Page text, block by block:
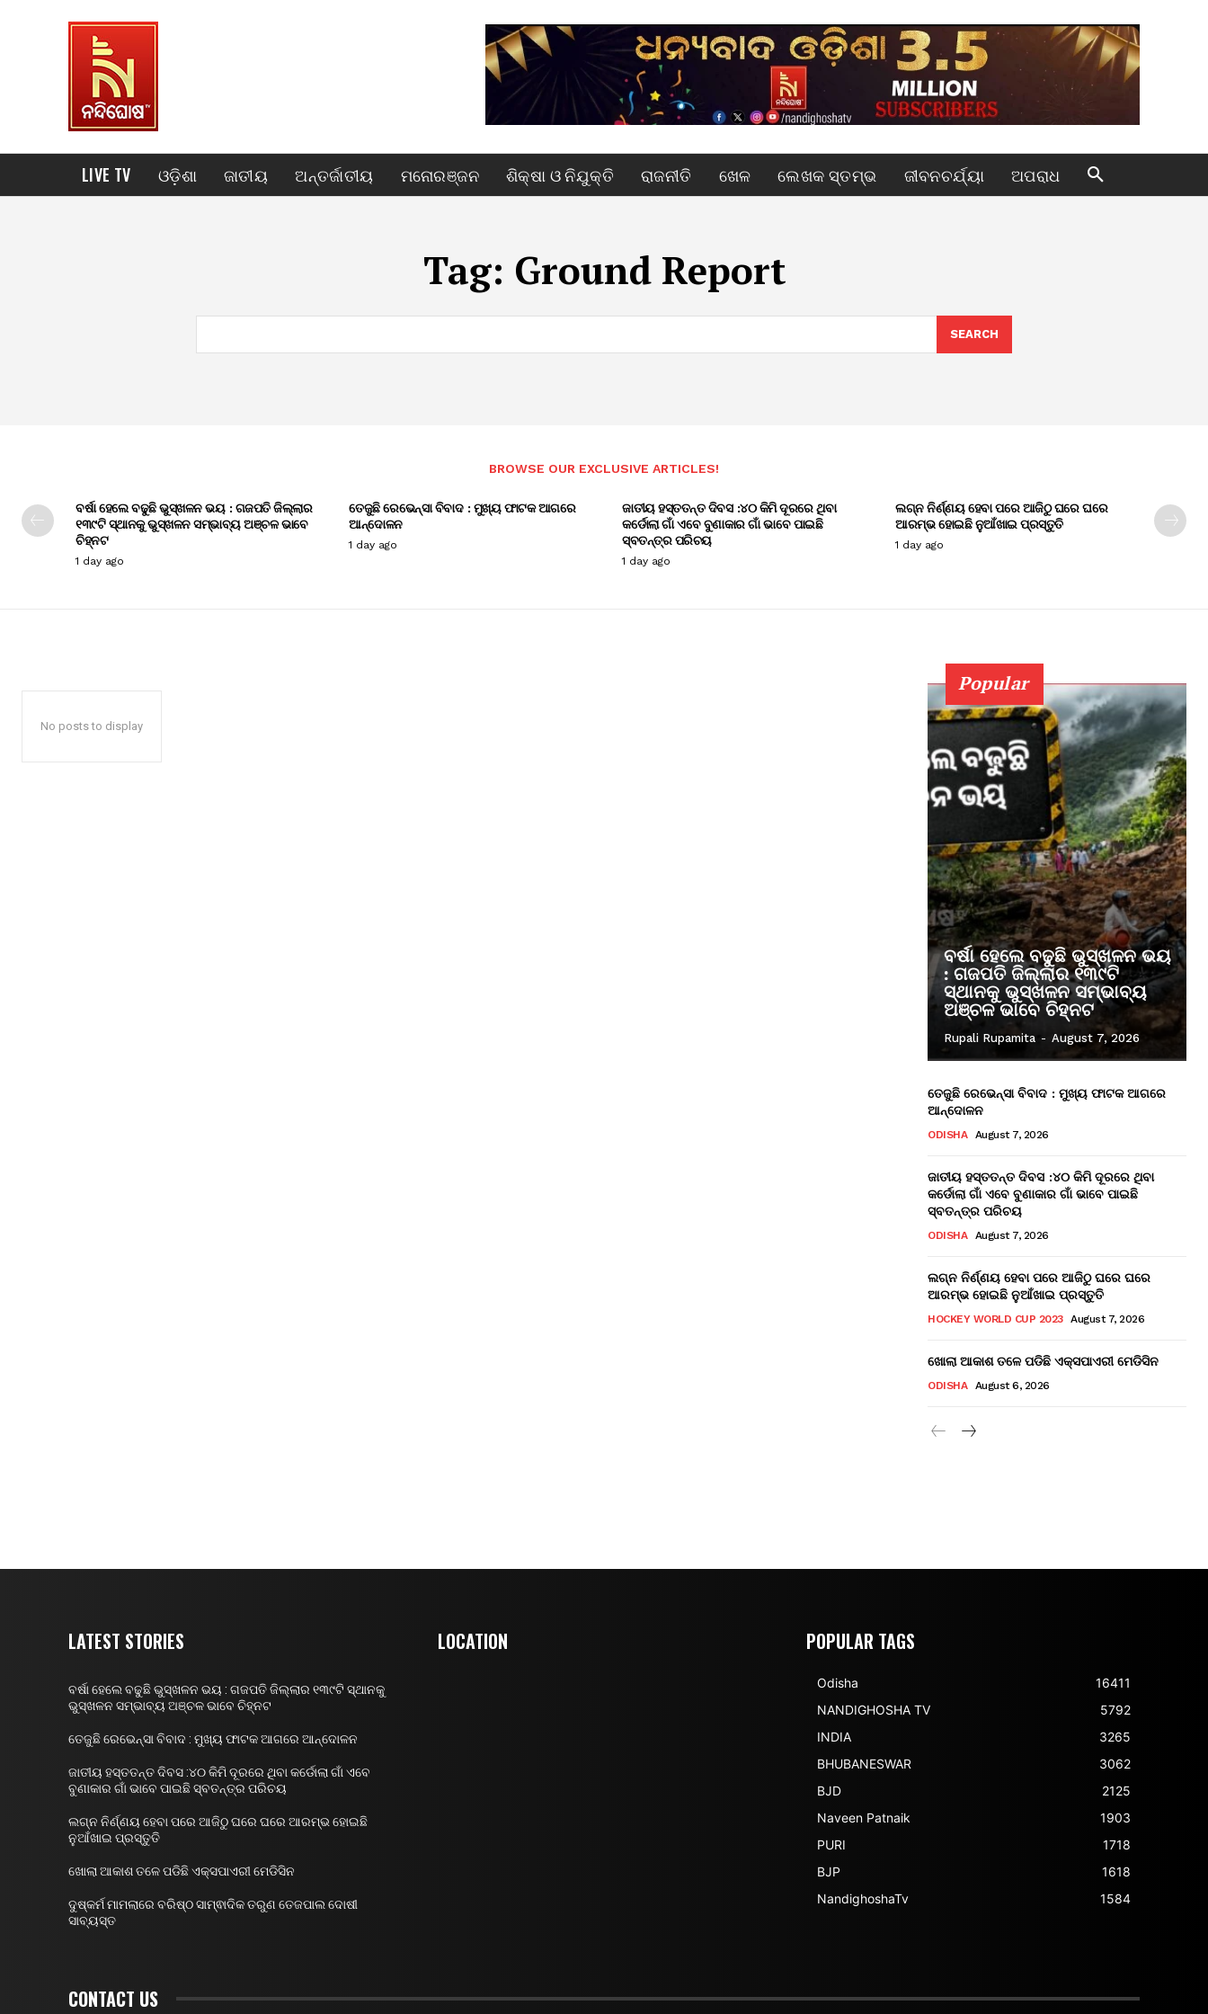
LIVE TV ଓଡ଼ିଶା ଜାତୀୟ ଅନ୍ତର୍ଜାତୀୟ ମନୋରଞ୍ଜନ ଶିକ୍ଷା ଓ ନିଯୁକ୍ତି ରାଜନୀତି ଖେଳ ଲେଖକ ସ୍ତମ୍ଭ ଜୀବନଚର୍ଯ୍ୟା ଅପରାଧ
Tag: Ground Report
SEARCH
BROWSE OUR EXCLUSIVE ARTICLES!
ବର୍ଷା ହେଲେ ବଢୁଛି ଭୁସ୍ଖଳନ ଭୟ : ଗଜପତି ଜିଲ୍ଲାର
୧୩୯ଟି ସ୍ଥାନକୁ ଭୁସ୍ଖଳନ ସମ୍ଭାବ୍ୟ ଅଞ୍ଚଳ ଭାବେ
ଚିହ୍ନଟ
1 day ago
ତେଜୁଛି ରେଭେନ୍ସା ବିବାଦ : ମୁଖ୍ୟ ଫାଟକ ଆଗରେ
ଆନ୍ଦୋଳନ
1 day ago
ଜାତୀୟ ହସ୍ତତନ୍ତ ଦିବସ :୪୦ କିମି ଦୂରରେ ଥିବା
କର୍ଡୋଲା ଗାଁ ଏବେ ବୁଣାକାର ଗାଁ ଭାବେ ପାଇଛି
ସ୍ବତନ୍ତ୍ର ପରିଚୟ
1 day ago
ଲଗ୍ନ ନିର୍ଣ୍ଣୟ ହେବା ପରେ ଆଜିଠୁ ଘରେ ଘରେ
ଆରମ୍ଭ ହୋଇଛି ନୁଆଁଖାଇ ପ୍ରସ୍ତୁତି
1 day ago
No posts to display
Popular
ବର୍ଷା ହେଲେ ବଢୁଛି ଭୁସ୍ଖଳନ ଭୟ
: ଗଜପତି ଜିଲ୍ଲାର ୧୩୯ଟି
ସ୍ଥାନକୁ ଭୁସ୍ଖଳନ ସମ୍ଭାବ୍ୟ
ଅଞ୍ଚଳ ଭାବେ ଚିହ୍ନଟ
Rupali Rupamita - August 7, 2026
ତେଜୁଛି ରେଭେନ୍ସା ବିବାଦ : ମୁଖ୍ୟ ଫାଟକ ଆଗରେ
ଆନ୍ଦୋଳନ
ODISHA August 7, 2026
ଜାତୀୟ ହସ୍ତତନ୍ତ ଦିବସ :୪୦ କିମି ଦୂରରେ ଥିବା
କର୍ଡୋଲା ଗାଁ ଏବେ ବୁଣାକାର ଗାଁ ଭାବେ ପାଇଛି
ସ୍ବତନ୍ତ୍ର ପରିଚୟ
ODISHA August 7, 2026
ଲଗ୍ନ ନିର୍ଣ୍ଣୟ ହେବା ପରେ ଆଜିଠୁ ଘରେ ଘରେ
ଆରମ୍ଭ ହୋଇଛି ନୁଆଁଖାଇ ପ୍ରସ୍ତୁତି
HOCKEY WORLD CUP 2023 August 7, 2026
ଖୋଲା ଆକାଶ ତଳେ ପଡିଛି ଏକ୍ସପାଏରୀ ମେଡିସିନ
ODISHA August 6, 2026
LATEST STORIES
ବର୍ଷା ହେଲେ ବଢୁଛି ଭୁସ୍ଖଳନ ଭୟ : ଗଜପତି ଜିଲ୍ଲାର ୧୩୯ଟି ସ୍ଥାନକୁ
ଭୁସ୍ଖଳନ ସମ୍ଭାବ୍ୟ ଅଞ୍ଚଳ ଭାବେ ଚିହ୍ନଟ
ତେଜୁଛି ରେଭେନ୍ସା ବିବାଦ : ମୁଖ୍ୟ ଫାଟକ ଆଗରେ ଆନ୍ଦୋଳନ
ଜାତୀୟ ହସ୍ତତନ୍ତ ଦିବସ :୪୦ କିମି ଦୂରରେ ଥିବା କର୍ଡୋଲା ଗାଁ ଏବେ
ବୁଣାକାର ଗାଁ ଭାବେ ପାଇଛି ସ୍ବତନ୍ତ୍ର ପରିଚୟ
ଲଗ୍ନ ନିର୍ଣ୍ଣୟ ହେବା ପରେ ଆଜିଠୁ ଘରେ ଘରେ ଆରମ୍ଭ ହୋଇଛି
ନୁଆଁଖାଇ ପ୍ରସ୍ତୁତି
ଖୋଲା ଆକାଶ ତଳେ ପଡିଛି ଏକ୍ସପାଏରୀ ମେଡିସିନ
ଦୁଷ୍କର୍ମ ମାମଲାରେ ବରିଷ୍ଠ ସାମ୍ଵାଦିକ ତରୁଣ ତେଜପାଲ ଦୋଷୀ
ସାବ୍ୟସ୍ତ
LOCATION POPULAR TAGS
Odisha
16411
NANDIGHOSHA TV
5792
INDIA
3265
BHUBANESWAR
3062
BJD
2125
Naveen Patnaik
1903
PURI
1718
BJP
1618
NandighoshaTv
1584
CONTACT US